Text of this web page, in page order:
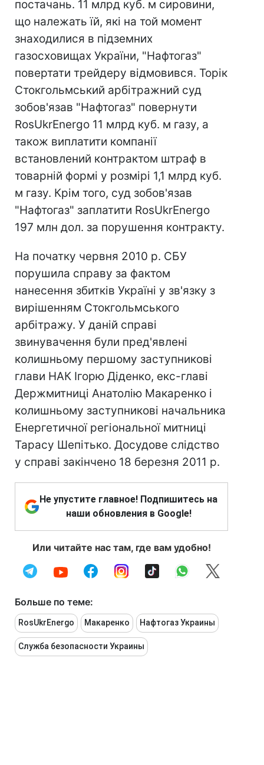
постачань. 11 млрд куб. м сировини,
що належать їй, які на той момент
знаходилися в підземних
газосховищах України, "Нафтогаз"
повертати трейдеру відмовився. Торік
Стокгольмський арбітражний суд
зобов'язав "Нафтогаз" повернути
RosUkrEnergo 11 млрд куб. м газу, а
також виплатити компанії
встановлений контрактом штраф в
товарній формі у розмірі 1,1 млрд куб.
м газу. Крім того, суд зобов'язав
"Нафтогаз" заплатити RosUkrEnergo
197 млн дол. за порушення контракту.
На початку червня 2010 р. СБУ
порушила справу за фактом
нанесення збитків Україні у зв'язку з
вирішенням Стокгольмського
арбітражу. У даній справі
звинувачення були пред'явлені
колишньому першому заступникові
глави НАК Ігорю Діденко, екс-главі
Держмитниці Анатолію Макаренко і
колишньому заступникові начальника
Енергетичної регіональної митниці
Тарасу Шепітько. Досудове слідство
у справі закінчено 18 березня 2011 р.
Не упустите главное! Подпишитесь на
наши обновления в Google!
Или читайте нас там, где вам удобно!
Больше по теме:
RosUkrEnergo Макаренко Нафтогаз Украины
Служба безопасности Украины